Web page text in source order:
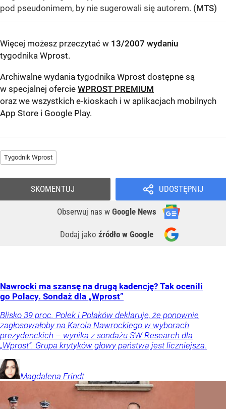
pod pseudonimem, by nie sugerowali się autorem. (MTS)
Więcej możesz przeczytać w 13/2007 wydaniu
tygodnika Wprost.
Archiwalne wydania tygodnika Wprost dostępne są
w specjalnej ofercie WPROST PREMIUM
oraz we wszystkich e-kioskach i w aplikacjach mobilnych
App Store i Google Play.
Tygodnik Wprost
UDOSTĘPNIJ
Obserwuj nas w Google News
Dodaj jako źródło w Google
SKOMENTUJ
Nawrocki ma szansę na drugą kadencję? Tak ocenili
go Polacy. Sondaż dla „Wprost”
Blisko 39 proc. Polek i Polaków deklaruje, że ponownie
zagłosowałoby na Karola Nawrockiego w wyborach
prezydenckich – wynika z sondażu SW Research dla
„Wprost”. Grupa krytyków głowy państwa jest liczniejsza.
Magdalena Frindt